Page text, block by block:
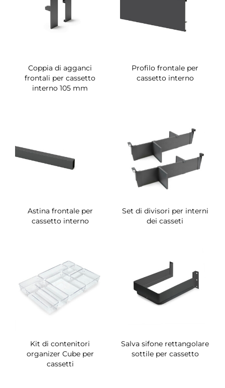
Coppia di agganci
frontali per cassetto
interno 105 mm
Profilo frontale per
cassetto interno
Astina frontale per
cassetto interno
Set di divisori per interni
dei casseti
Kit di contenitori
organizer Cube per
cassetti
Salva sifone rettangolare
sottile per cassetto